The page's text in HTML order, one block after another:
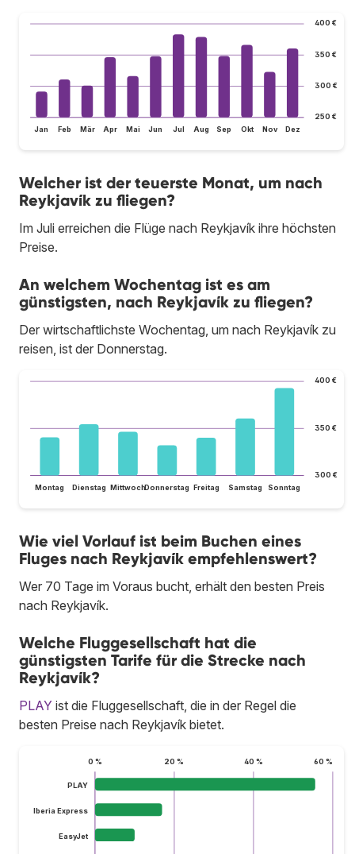
250 €
300 €
350 €
400 €
Jan Feb Mär Apr Mai Jun Jul Aug Sep Okt Nov Dez
Welcher ist der teuerste Monat, um nach
Reykjavík zu fliegen?
Im Juli erreichen die Flüge nach Reykjavík ihre höchsten
Preise.
An welchem Wochentag ist es am
günstigsten, nach Reykjavík zu fliegen?
Der wirtschaftlichste Wochentag, um nach Reykjavík zu
reisen, ist der Donnerstag.
300 €
350 €
400 €
Montag Dienstag MittwochDonnerstag Freitag Samstag Sonntag
Wie viel Vorlauf ist beim Buchen eines
Fluges nach Reykjavík empfehlenswert?
Wer 70 Tage im Voraus bucht, erhält den besten Preis
nach Reykjavík.
Welche Fluggesellschaft hat die
günstigsten Tarife für die Strecke nach
Reykjavík?
PLAY ist die Fluggesellschaft, die in der Regel die
besten Preise nach Reykjavík bietet.
0 % 20 % 40 % 60 %
PLAY
Iberia Express
EasyJet